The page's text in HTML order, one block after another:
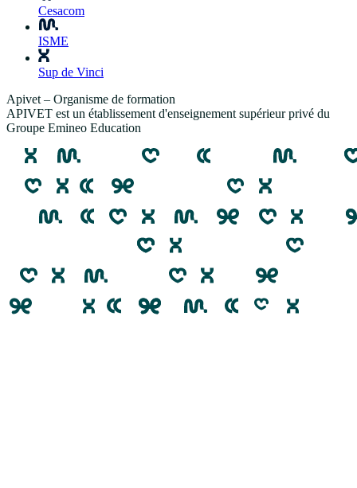
Cesacom
ISME
Sup de Vinci
Apivet – Organisme de formation
APIVET est un établissement d'enseignement supérieur privé du
Groupe Emineo Education